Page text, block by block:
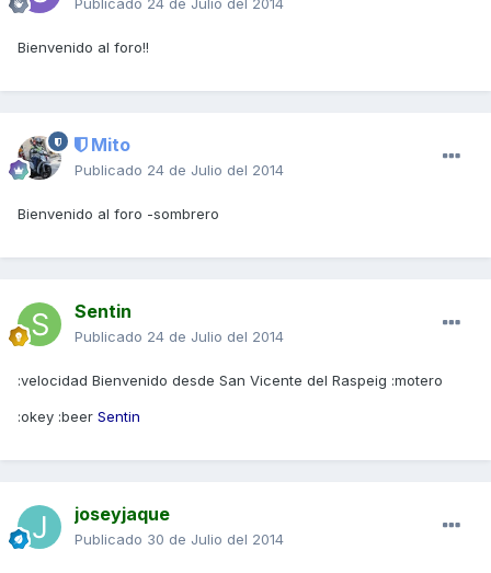
Publicado 24 de Julio del 2014
Bienvenido al foro!!
Mito
Publicado 24 de Julio del 2014
Bienvenido al foro -sombrero
Sentin
Publicado 24 de Julio del 2014
:velocidad Bienvenido desde San Vicente del Raspeig :motero
:okey :beer Sentin
joseyjaque
Publicado 30 de Julio del 2014